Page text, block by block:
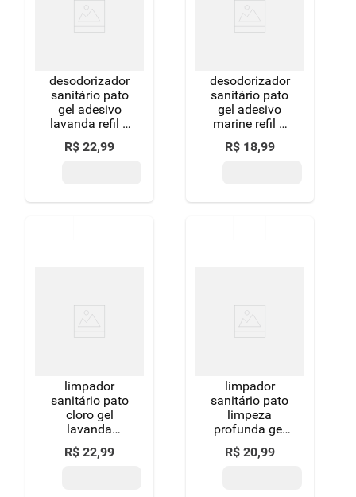
desodorizador
sanitário pato
gel adesivo
lavanda refil 6
discos
aparelho
R$ 22,99
desodorizador
sanitário pato
gel adesivo
marine refil 6
discos
R$ 18,99
limpador
sanitário pato
cloro gel
lavanda
750ml
R$ 22,99
limpador
sanitário pato
limpeza
profunda gel
desafio das
flores 750ml
R$ 20,99